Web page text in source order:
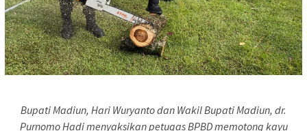
Bupati Madiun, Hari Wuryanto dan Wakil Bupati Madiun, dr.
Purnomo Hadi menyaksikan petugas BPBD memotong kayu